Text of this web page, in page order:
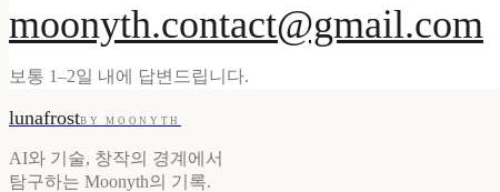
moonyth.contact@gmail.com
보통 1–2일 내에 답변드립니다.
lunafrostBY MOONYTH
AI와 기술, 창작의 경계에서
탐구하는 Moonyth의 기록.